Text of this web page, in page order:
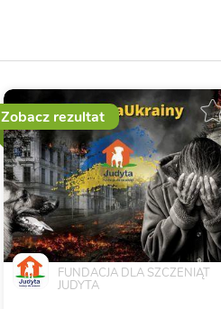
Zobacz rezultat
FUNDACJA DLA SZCZENIĄT
JUDYTA